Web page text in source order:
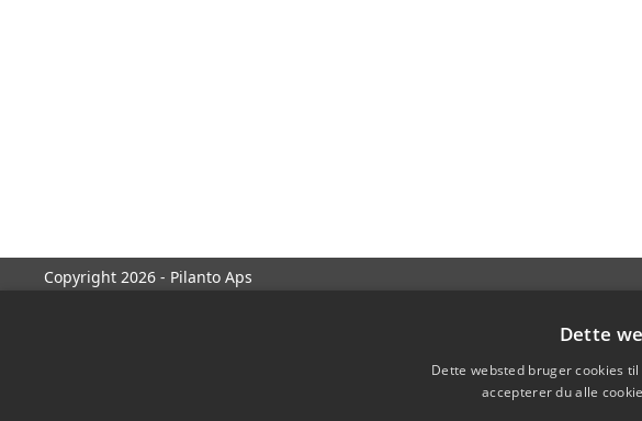
Copyright 2026 - Pilanto Aps
Dette
Dette websted bruger cookies
accepterer du alle